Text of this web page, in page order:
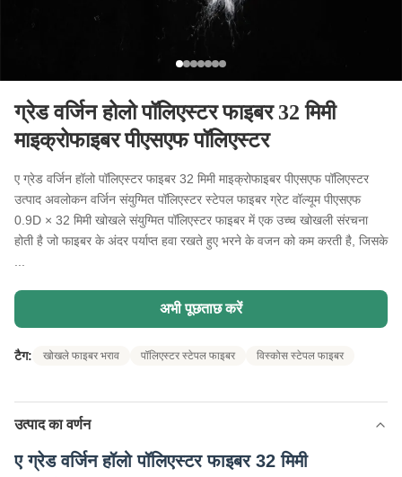
ग्रेड वर्जिन होलो पॉलिएस्टर फाइबर 32 मिमी
माइक्रोफाइबर पीएसएफ पॉलिएस्टर
ए ग्रेड वर्जिन हॉलो पॉलिएस्टर फाइबर 32 मिमी माइक्रोफाइबर पीएसएफ पॉलिएस्टर
उत्पाद अवलोकन वर्जिन संयुग्मित पॉलिएस्टर स्टेपल फाइबर ग्रेट वॉल्यूम पीएसएफ
0.9D × 32 मिमी खोखले संयुग्मित पॉलिएस्टर फाइबर में एक उच्च खोखली संरचना
होती है जो फाइबर के अंदर पर्याप्त हवा रखते हुए भरने के वजन को कम करती है, जिसके
अभी पूछताछ करें
टैग: खोखले फाइबर भराव पॉलिएस्टर स्टेपल फाइबर विस्कोस स्टेपल फाइबर
उत्पाद का वर्णन
ए ग्रेड वर्जिन हॉलो पॉलिएस्टर फाइबर 32 मिमी